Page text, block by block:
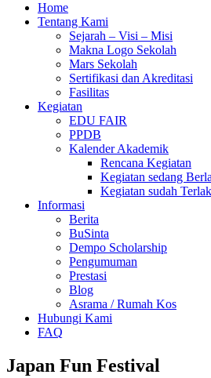
Home
Tentang Kami
Sejarah – Visi – Misi
Makna Logo Sekolah
Mars Sekolah
Sertifikasi dan Akreditasi
Fasilitas
Kegiatan
EDU FAIR
PPDB
Kalender Akademik
Rencana Kegiatan
Kegiatan sedang
Kegiatan sudah
Informasi
Berita
BuSinta
Dempo Scholarship
Pengumuman
Prestasi
Blog
Asrama / Rumah Kos
Hubungi Kami
FAQ
Japan Fun Festival